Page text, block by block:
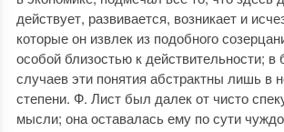
действует, развивается, возникает и
которые он извлек из подобного
особой близостью к действительности; в
случаев эти понятия абстрактны лишь в
степени. Ф. Лист был далек от чисто
мысли; она оставалась ему по сути